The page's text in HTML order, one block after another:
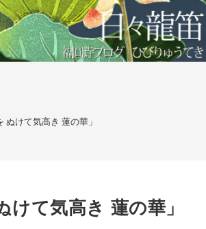
ぬけて気高き 蓮の華」
けて気高き 蓮の華」